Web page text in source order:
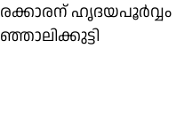
ഹൃദയപൂർവ്വം